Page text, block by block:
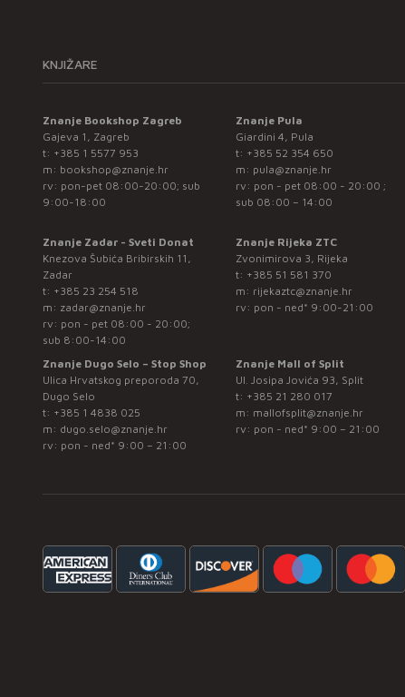
KNJIŽARE
Znanje Bookshop Zagreb
Gajeva 1, Zagreb
t: +385 1 5577 953
m: bookshop@znanje.hr
rv: pon-pet 08:00-20:00; sub
9:00-18:00
Znanje Pula
Giardini 4, Pula
t: +385 52 354 650
m: pula@znanje.hr
rv: pon - pet 08:00 - 20:00 ;
sub 08:00 – 14:00
Znanje Zadar - Sveti Donat
Knezova Šubića Bribirskih 11,
Zadar
t: +385 23 254 518
m: zadar@znanje.hr
rv: pon - pet 08:00 - 20:00;
sub 8:00-14:00
Znanje Rijeka ZTC
Zvonimirova 3, Rijeka
t: +385 51 581 370
m: rijekaztc@znanje.hr
rv: pon - ned* 9:00-21:00
Znanje Dugo Selo – Stop Shop
Ulica Hrvatskog preporoda 70,
Dugo Selo
t: +385 1 4838 025
m: dugo.selo@znanje.hr
rv: pon - ned* 9:00 – 21:00
Znanje Mall of Split
Ul. Josipa Jovića 93, Split
t: +385 21 280 017
m: mallofsplit@znanje.hr
rv: pon - ned* 9:00 – 21:00